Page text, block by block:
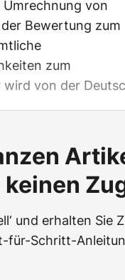
von
Bewertung zum
zum
wird von der
und erhalten
für-Schritt-